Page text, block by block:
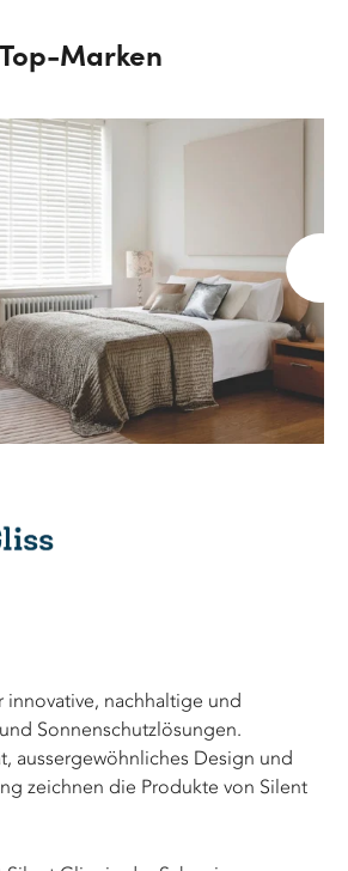
Top-Marken
innovative, nachhaltige und
Sonnenschutzlösungen.
aussergewöhnliches Design und
zeichnen die Produkte von Silent